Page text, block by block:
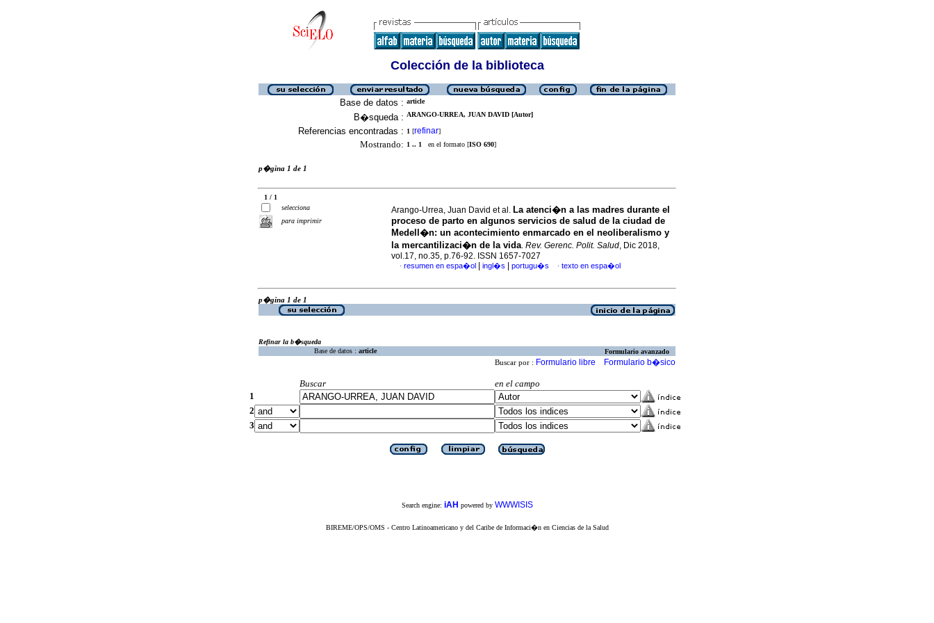
Colección de la biblioteca
Base de datos : article
B�squeda : ARANGO-URREA, JUAN DAVID [Autor]
Referencias encontradas : 1 [refinar]
Mostrando: 1 .. 1 en el formato [ISO 690]
p�gina 1 de 1
1 / 1
selecciona
para imprimir
Arango-Urrea, Juan David et al. La atenci�n a las madres durante el
proceso de parto en algunos servicios de salud de la ciudad de
Medell�n: un acontecimiento enmarcado en el neoliberalismo y
la mercantilizaci�n de la vida. Rev. Gerenc. Polit. Salud, Dic 2018,
vol.17, no.35, p.76-92. ISSN 1657-7027
· resumen en espa�ol ingl�s portugu�s · texto en espa�ol
p�gina 1 de 1
Refinar la b�squeda
Base de datos : article Formulario avanzado
Buscar por : Formulario libre Formulario b�sico
Buscar
en el campo
1
2
3
Search engine: iAH powered by WWWISIS
BIREME/OPS/OMS - Centro Latinoamericano y del Caribe de Informaci�n en Ciencias de la Salud